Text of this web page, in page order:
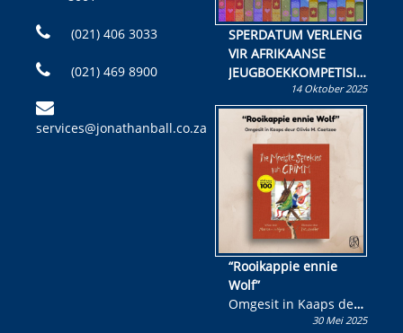
(021) 406 3033
(021) 469 8900
services@jonathanball.co.za
SPERDATUM VERLENG
VIR AFRIKAANSE
JEUGBOEKKOMPETISIE
Skryf ’n jeugboek of
kinderboek en staan ’n
kans om R50 000 te
wen!
14 Oktober 2025
“Rooikappie ennie
Wolf”
Omgesit in Kaaps deur
Olivia M. Coetzee30 Mei 2025